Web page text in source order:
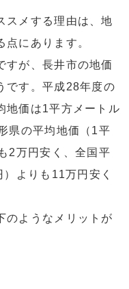
スメする理由は、地
にあります。
すが、長井市の地価
です。平成28年度の
地価は1平方メートル
県の平均地価（1平
2万円安く、全国平
よりも11万円安く
のようなメリットが